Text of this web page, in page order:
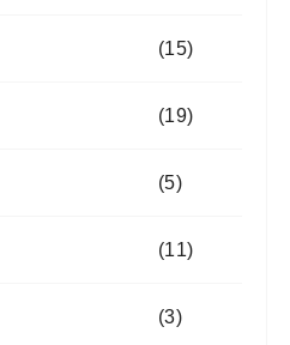
(15)
(19)
(5)
(11)
(3)